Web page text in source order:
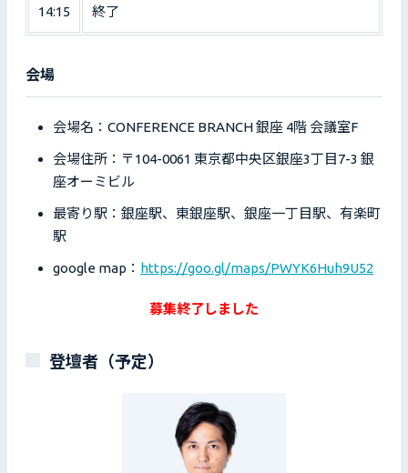
14:15 終了
会場
会場名：CONFERENCE BRANCH 銀座 4階 会議室F
会場住所：〒104-0061 東京都中央区銀座3丁目7-3 銀
座オーミビル
最寄り駅：銀座駅、東銀座駅、銀座一丁目駅、有楽町
駅
google map： https://goo.gl/maps/PWYK6Huh9U52
募集終了しました
登壇者（予定）